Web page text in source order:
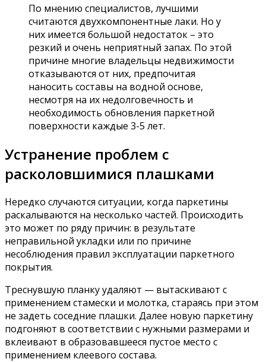
По мнению специалистов, лучшими
считаются двухкомпонентные лаки. Но у
них имеется большой недостаток – это
резкий и очень неприятный запах. По этой
причине многие владельцы недвижимости
отказываются от них, предпочитая
наносить составы на водной основе,
несмотря на их недолговечность и
необходимость обновления паркетной
поверхности каждые 3-5 лет.
Устранение проблем с
расколовшимися плашками
Нередко случаются ситуации, когда паркетины
раскалываются на несколько частей. Происходить
это может по ряду причин: в результате
неправильной укладки или по причине
несоблюдения правил эксплуатации паркетного
покрытия.
Треснувшую планку удаляют — вытаскивают с
применением стамески и молотка, стараясь при этом
не задеть соседние плашки. Далее новую паркетину
подгоняют в соответствии с нужными размерами и
вклеивают в образовавшееся пустое место с
применением клеевого состава.